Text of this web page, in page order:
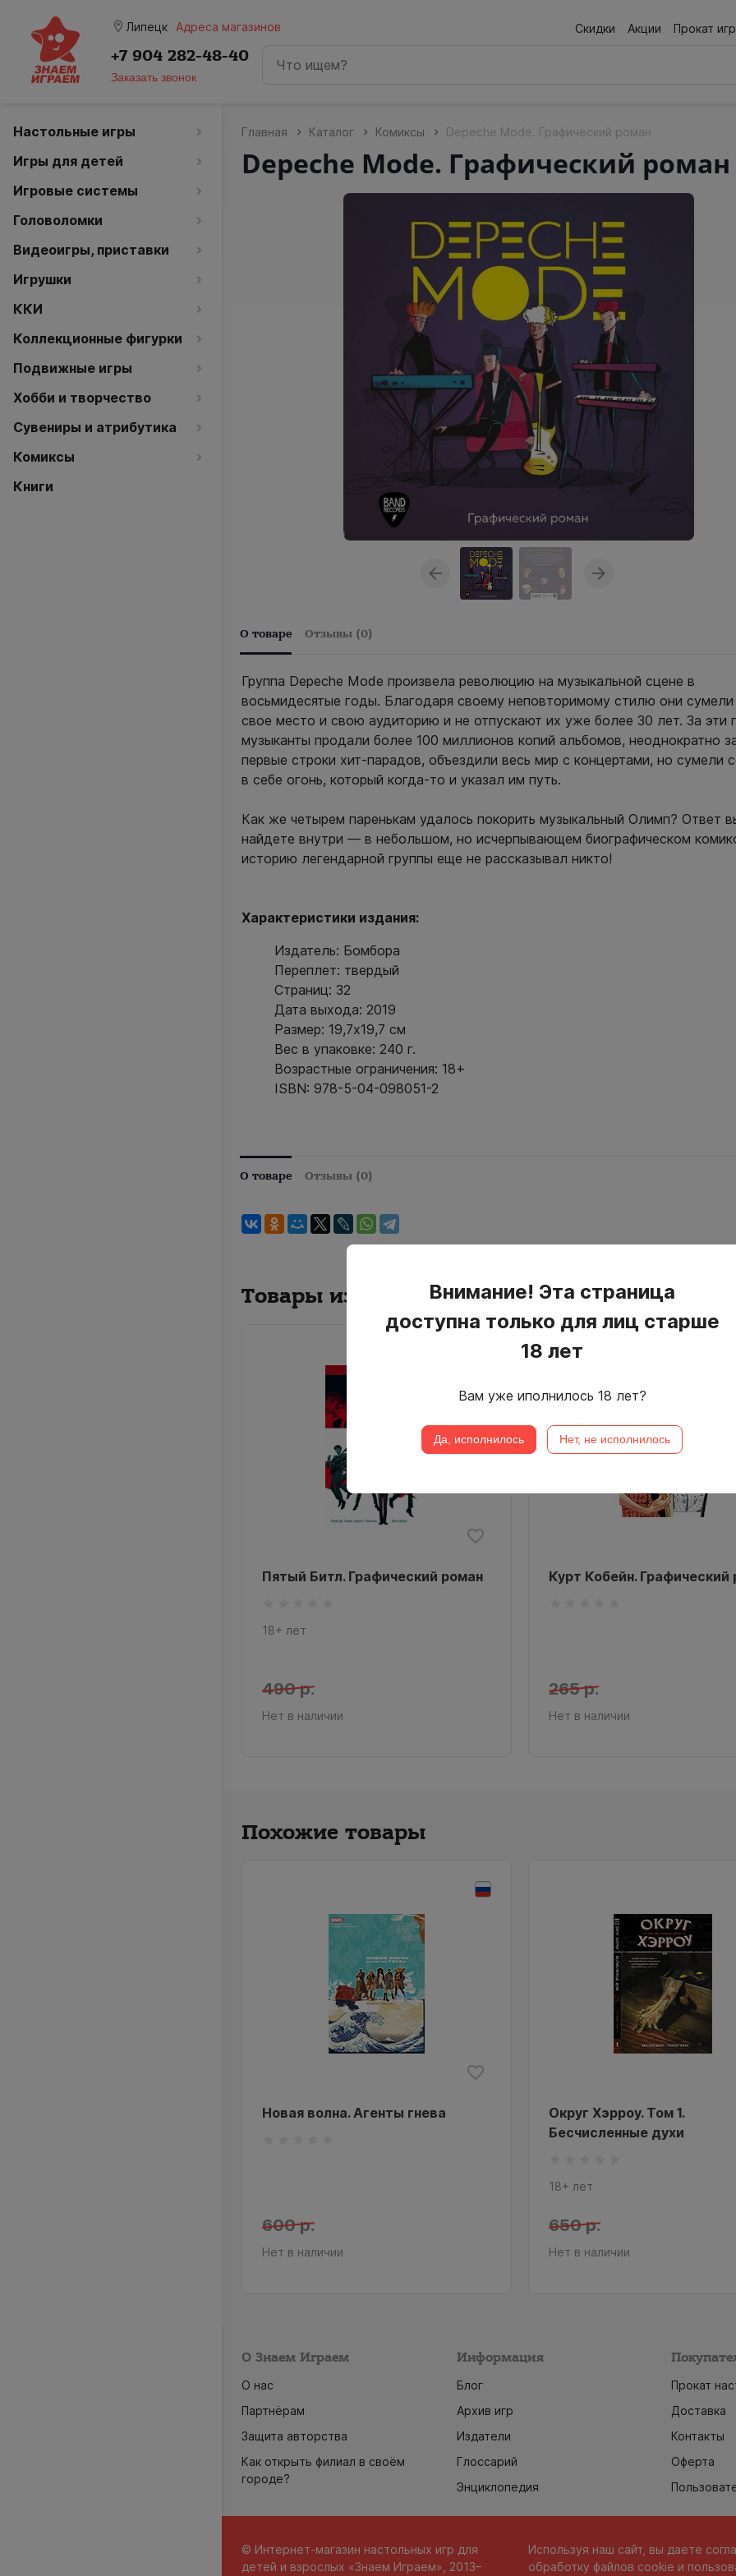
room Липецк Адреса магазинов Скидки Акции Прокат игр
+7 904 282-48-40
Заказать звонок
Настольные игры
Игры для детей
Игровые системы
Головоломки
Видеоигры, приставки
Игрушки
ККИ
Коллекционные фигурки
Подвижные игры
Хобби и творчество
Сувениры и атрибутика
Комиксы
Книги
Главная Каталог Комиксы Depeche Mode. Графический роман
Depeche Mode. Графический роман
О товаре Отзывы (0)
Группа Depeche Mode произвела революцию на музыкальной сцене в
восьмидесятые годы. Благодаря своему неповторимому стилю они сумели
свое место и свою аудиторию и не отпускают их уже более 30 лет. За эти
музыканты продали более 100 миллионов копий альбомов, неоднократно
первые строки хит-парадов, объездили весь мир с концертами, но сумели
в себе огонь, который когда-то и указал им путь.
Как же четырем паренькам удалось покорить музыкальный Олимп? Ответ
найдете внутри — в небольшом, но исчерпывающем биографическом
историю легендарной группы еще не рассказывал никто!
Характеристики издания:
Издатель: Бомбора
Переплет: твердый
Страниц: 32
Дата выхода: 2019
Размер: 19,7x19,7 см
Вес в упаковке: 240 г.
Возрастные ограничения: 18+
ISBN: 978-5-04-098051-2
О товаре Отзывы (0)
Товары из этой серии
Пятый Битл. Графический роман
18+ лет
490 р.
Нет в наличии
Курт Кобейн. Графический
265 р.
Нет в наличии
Похожие товары
Новая волна. Агенты гнева
600 р.
Нет в наличии
Округ Хэрроу. Том 1.
Бесчисленные духи
18+ лет
650 р.
Нет в наличии
О Знаем Играем
О нас
Партнёрам
Защита авторства
Как открыть филиал в своём
городе?
Информация
Блог
Архив игр
Издатели
Глоссарий
Энциклопедия
Прокат
Доставка
Контакты
Оферта
© Интернет-магазин настольных игр для
детей и взрослых «Знаем Играем», 2013–
Используя наш сайт, вы даете
обработку файлов cookie и
Внимание! Эта страница
доступна только для лиц старше
18 лет
Вам уже иполнилось 18 лет?
Да, исполнилось Нет, не исполнилось